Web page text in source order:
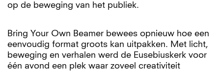
op de beweging van het publiek.
Bring Your Own Beamer bewees opnieuw hoe een
eenvoudig format groots kan uitpakken. Met licht,
beweging en verhalen werd de Eusebiuskerk voor
één avond een plek waar zoveel creativiteit